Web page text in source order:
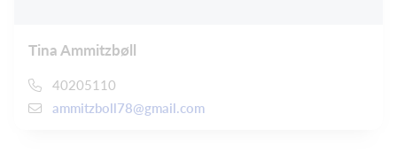
Tina Ammitzbøll
40205110
ammitzboll78@gmail.com